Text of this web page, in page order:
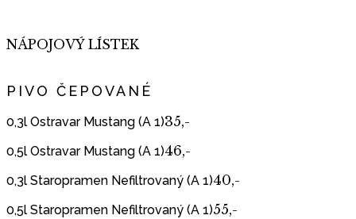
NÁPOJOVÝ LÍSTEK
PIVO ČEPOVANÉ
0,3l Ostravar Mustang (A 1)35,-
0,5l Ostravar Mustang (A 1)46,-
0,3l Staropramen Nefiltrovaný (A 1)40,-
0,5l Staropramen Nefiltrovaný (A 1)55,-